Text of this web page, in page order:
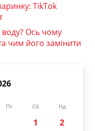
TikTok
Ось чому
чим його замінити
Пт Сб Нд
1
2